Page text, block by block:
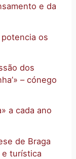
e da
os
dos
– cónego
a cada ano
de Braga
turística